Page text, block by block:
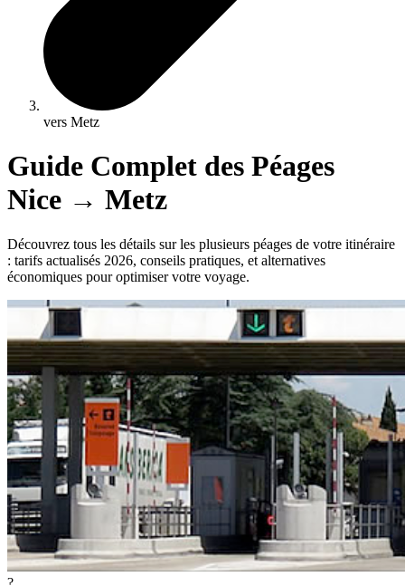
vers Metz
Guide Complet des Péages
Nice → Metz
Découvrez tous les détails sur les plusieurs péages de votre itinéraire
: tarifs actualisés 2026, conseils pratiques, et alternatives
économiques pour optimiser votre voyage.
?